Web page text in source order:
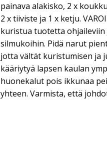
painava alakisko, 2 x
2 x tiiviste ja 1 x ketju.
kuristua tuotetta
silmukoihin. Pidä narut
jotta vältät kuristumisen ja
kääriytyä lapsen kaulan
huonekalut pois ikkunaa
yhteen. Varmista, että